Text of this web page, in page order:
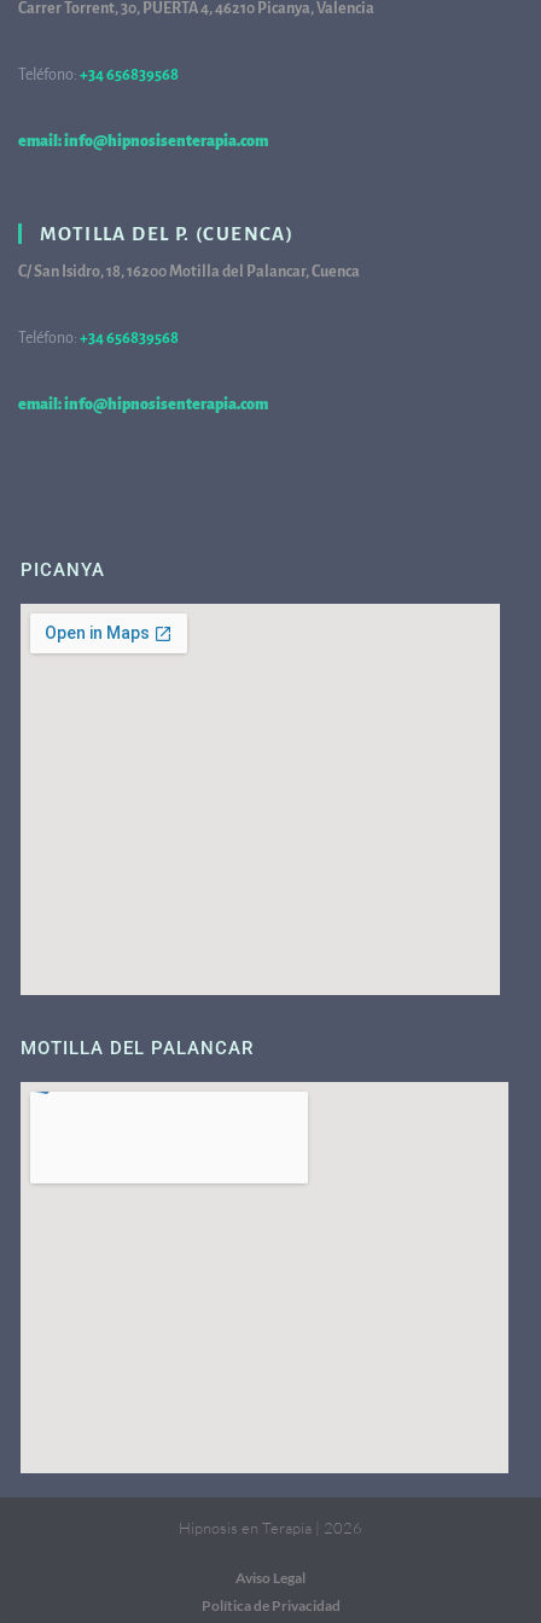
Carrer Torrent, 30, PUERTA 4, 46210 Picanya, Valencia
Teléfono: +34 656839568
email: info@hipnosisenterapia.com
MOTILLA DEL P. (CUENCA)
C/ San Isidro, 18, 16200 Motilla del Palancar, Cuenca
Teléfono: +34 656839568
email: info@hipnosisenterapia.com
PICANYA
MOTILLA DEL PALANCAR
Hipnosis en Terapia | 2026
Aviso Legal
Política de Privacidad